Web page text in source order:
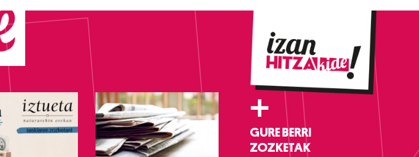
+
GURE BERRI
ZOZKETAK